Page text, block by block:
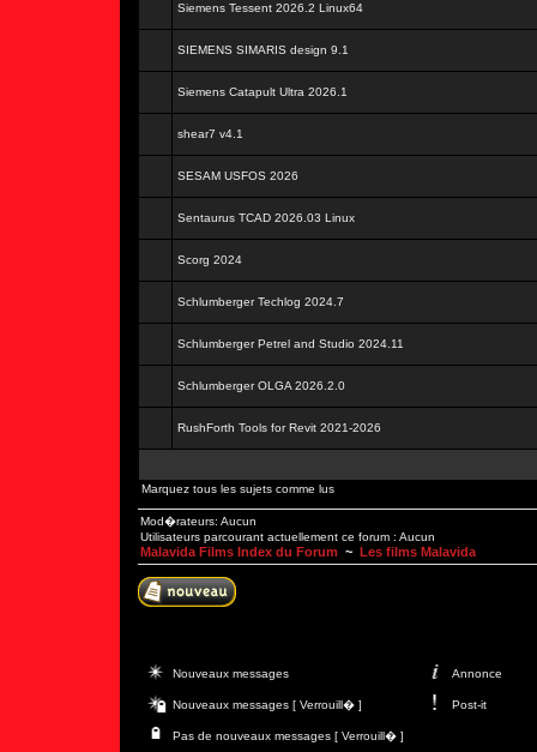
Siemens Tessent 2026.2 Linux64
SIEMENS SIMARIS design 9.1
Siemens Catapult Ultra 2026.1
shear7 v4.1
SESAM USFOS 2026
Sentaurus TCAD 2026.03 Linux
Scorg 2024
Schlumberger Techlog 2024.7
Schlumberger Petrel and Studio 2024.11
Schlumberger OLGA 2026.2.0
RushForth Tools for Revit 2021-2026
Marquez tous les sujets comme lus
Mod�rateurs: Aucun
Utilisateurs parcourant actuellement ce forum : Aucun
Malavida Films Index du Forum ~ Les films Malavida
Nouveaux messages Annonce
Nouveaux messages [ Verrouill� ] Post-it
Pas de nouveaux messages [ Verrouill� ]